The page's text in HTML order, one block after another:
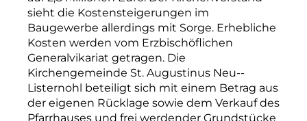
sieht die Kostensteigerungen im
Baugewerbe allerdings mit Sorge. Erhebliche
Kosten werden vom Erzbischöflichen
Generalvikariat getragen. Die
Kirchengemeinde St. Augustinus Neu-­
Listernohl beteiligt sich mit einem Betrag aus
der eigenen Rücklage sowie dem Verkauf des
Pfarrhauses und frei werdender Grundstücke